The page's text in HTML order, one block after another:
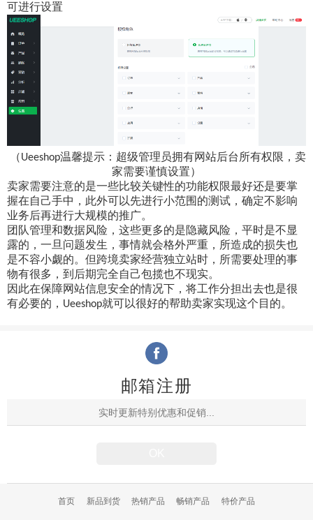
可进行设置
（Ueeshop温馨提示：超级管理员拥有网站后台所有权限，卖
家需要谨慎设置）
卖家需要注意的是一些比较关键性的功能权限最好还是要掌
握在自己手中，此外可以先进行小范围的测试，确定不影响
业务后再进行大规模的推广。
团队管理和数据风险，这些更多的是隐藏风险，平时是不显
露的，一旦问题发生，事情就会格外严重，所造成的损失也
是不容小觑的。但跨境卖家经营独立站时，所需要处理的事
物有很多，到后期完全自己包揽也不现实。
因此在保障网站信息安全的情况下，将工作分担出去也是很
有必要的， Ueeshop就可以很好的帮助卖家实现这个目的。
邮箱注册
首页 新品到货 热销产品 畅销产品 特价产品